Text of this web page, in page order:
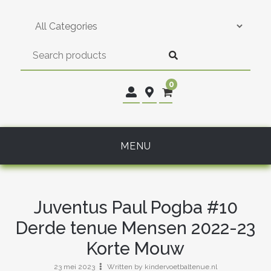
0
MENU
Juventus Paul Pogba #10
Derde tenue Mensen 2022-23
Korte Mouw
23 mei 2023 Written by kindervoetbaltenue.nl